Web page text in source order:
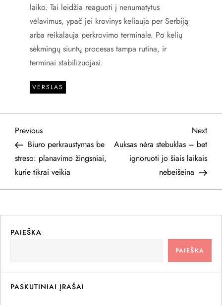
laiko. Tai leidžia reaguoti į nenumatytus
vėlavimus, ypač jei krovinys keliauja per Serbiją
arba reikalauja perkrovimo terminale. Po kelių
sėkmingų siuntų procesas tampa rutina, ir
terminai stabilizuojasi.
VERSLAS
N
a
v
g
c
Previous
Post
Previous
Biuro perkraustymas be
streso: planavimo žingsniai,
kurie tikrai veikia
Next
Post
Next
Auksas nėra stebuklas – bet
ignoruoti jo šiais laikais
nebeišeina
PAIEŠKA
PAIEŠKA
PASKUTINIAI ĮRAŠAI